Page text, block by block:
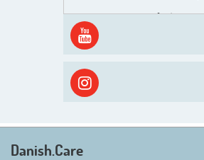
Men inden det går løs
spændende og aktivt
efterårsæson, så går
ud i solen, ned til vandet
skyggen igen.
sommerlukket i uge 29 +
Mvh. Anders, Helle og
Danish.Care